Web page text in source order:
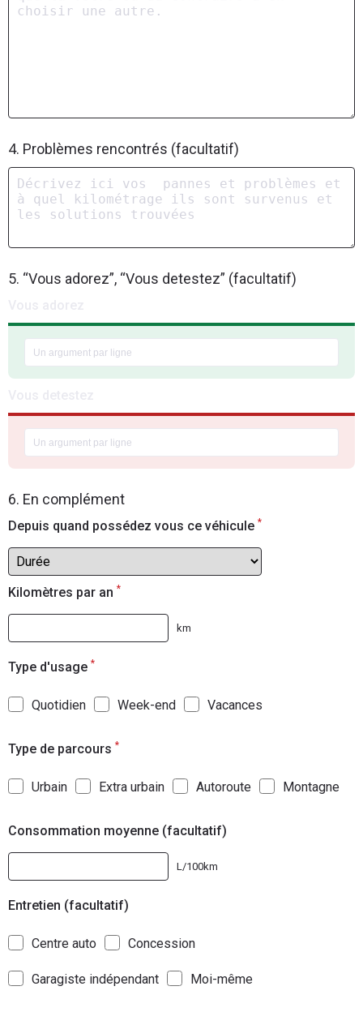
4. Problèmes rencontrés (facultatif)
5. “Vous adorez”, “Vous detestez” (facultatif)
6. En complément
Depuis quand possédez vous ce véhicule *
Kilomètres par an *
km
Type d'usage *
Quotidien Week-end Vacances
Type de parcours *
Urbain Extra urbain Autoroute Montagne
Consommation moyenne (facultatif)
L/100km
Entretien (facultatif)
Centre auto Concession
Garagiste indépendant Moi-même